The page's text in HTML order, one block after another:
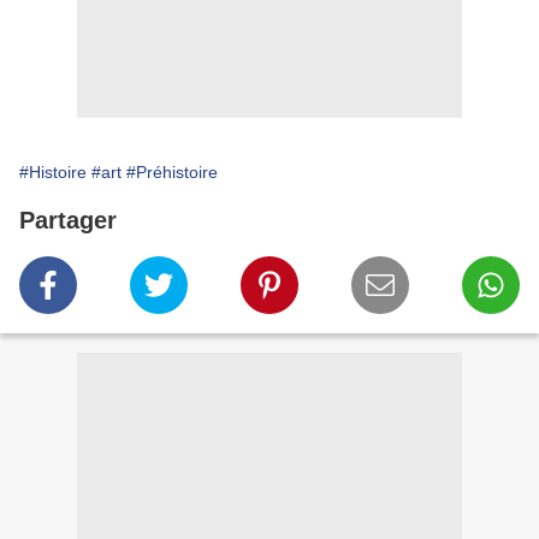
#Histoire #art #Préhistoire
Partager